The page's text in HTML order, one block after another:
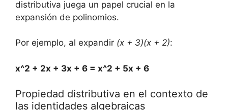
distributiva juega un papel crucial en la
‌expansión​ de polinomios.
Por ejemplo, al expandir (x + 3)(x ‌+ 2):
x^2⁤ + 2x +⁤ 3x + 6 = ​x^2 + 5x⁣ + 6
Propiedad⁢ distributiva en ‍el‍ contexto de
las identidades algebraicas